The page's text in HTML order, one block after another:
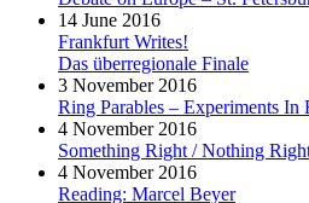
14 June 2016
Frankfurt Writes!
Das überregionale Finale
3 November 2016
Ring Parables – Experiments
4 November 2016
Something Right / Nothing
4 November 2016
Reading: Marcel Beyer